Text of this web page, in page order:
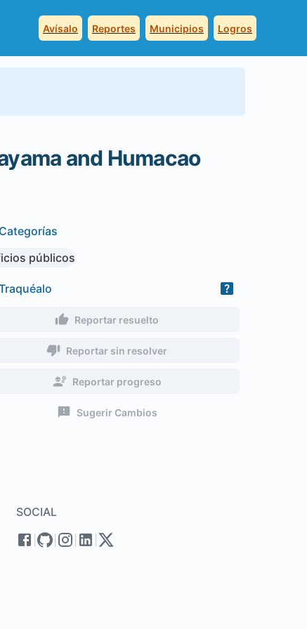
Avísalo Reportes Municipios Logros
and Humacao
Categorías
públicos
Reportar resuelto
Reportar sin resolver
Reportar progreso
Sugerir Cambios
SOCIAL